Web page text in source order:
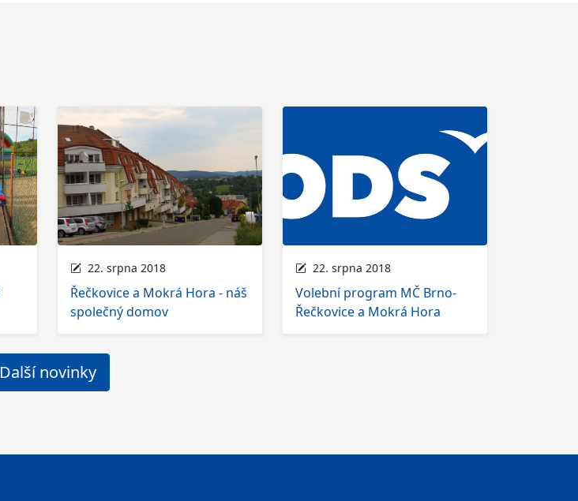
22. srpna 2018
Řečkovice a Mokrá Hora - náš
společný domov
22. srpna 2018
Volební program MČ Brno-
Řečkovice a Mokrá Hora
Další novinky